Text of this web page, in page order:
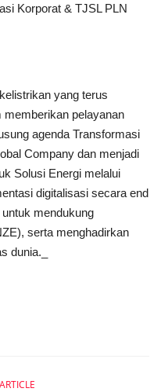
Korporat & TJSL PLN
yang terus
memberikan pelayanan
agenda Transformasi
Company dan menjadi
Solusi Energi melalui
digitalisasi secara end
mendukung
serta menghadirkan
dunia._